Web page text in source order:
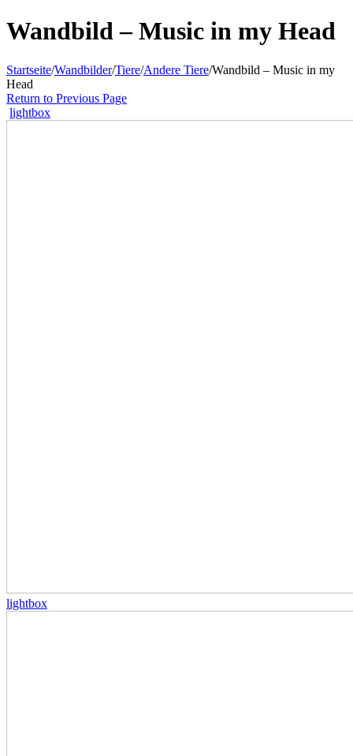
Wandbild – Music in my Head
Startseite/Wandbilder/Tiere/Andere Tiere/Wandbild – Music in my
Head
Return to Previous Page
lightbox
lightbox